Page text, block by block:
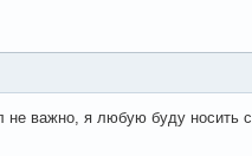
не важно, я любую буду носить с